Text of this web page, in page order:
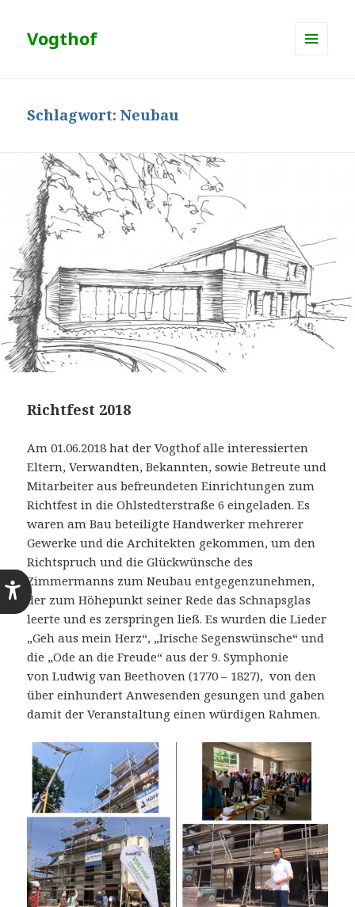
Vogthof
Schlagwort:Neubau
Richtfest 2018
Am 01.06.2018 hat der Vogthof alle interessierten
Eltern, Verwandten, Bekannten, sowie Betreute und
Mitarbeiter aus befreundeten Einrichtungen zum
Richtfest in die Ohlstedterstraße 6 eingeladen. Es
waren am Bau beteiligte Handwerker mehrerer
Gewerke und die Architekten gekommen, um den
Richtspruch und die Glückwünsche des
Zimmermanns zum Neubau entgegenzunehmen,
der zum Höhepunkt seiner Rede das Schnapsglas
leerte und es zerspringen ließ. Es wurden die Lieder
„Geh aus mein Herz“, „Irische Segenswünsche“ und
die „Ode an die Freude“ aus der 9. Symphonie
von Ludwig van Beethoven (1770 – 1827), von den
über einhundert Anwesenden gesungen und gaben
damit der Veranstaltung einen würdigen Rahmen.